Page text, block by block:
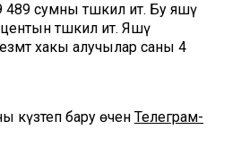
сумны тәшкил итә. Бу яшәү
тәшкил итә. Яшәү
хакы алучылар саны 4
бару өчен Телеграм-